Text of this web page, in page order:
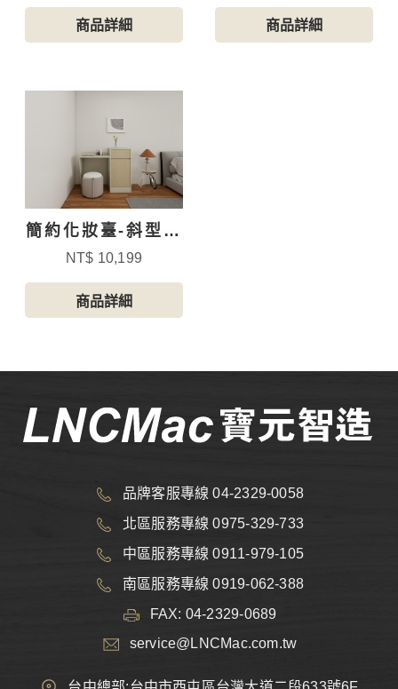
商品詳細 商品詳細
簡約化妝臺-斜型附
側櫃-3
NT$ 10,199
商品詳細
品牌客服專線 04-2329-0058
北區服務專線 0975-329-733
中區服務專線 0911-979-105
南區服務專線 0919-062-388
FAX: 04-2329-0689
service@LNCMac.com.tw